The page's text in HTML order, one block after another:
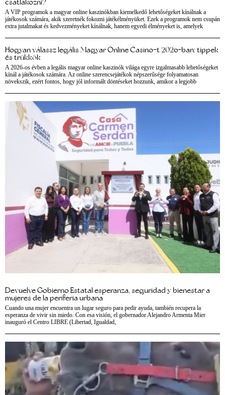
A VIP programok a magyar online kaszinókban kiemelkedő lehetőségeket kínálnak a
játékosok számára, akik szeretnék fokozni játékélményüket. Ezek a programok nem csupán
extra jutalmakat és kedvezményeket kínálnak, hanem egyedi élményeket is, amelyek
Hogyan válassz legális Magyar Online Casino-t 2026-ban: tippek
és trükkök
A 2026-os évben a legális magyar online kaszinók világa egyre izgalmasabb lehetőségeket
kínál a játékosok számára. Az online szerencsejátékok népszerűsége folyamatosan
növekszik, ezért fontos, hogy jól informált döntéseket hozzunk, amikor a legjobb
Devuelve Gobierno Estatal esperanza, seguridad y bienestar a
mujeres de la periferia urbana
Cuando una mujer encuentra un lugar seguro para pedir ayuda, también recupera la
esperanza de vivir sin miedo. Con esa visión, el gobernador Alejandro Armenta Mier
inauguró el Centro LIBRE (Libertad, Igualdad,